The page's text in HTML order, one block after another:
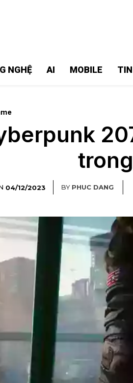
NGHỆ AI MOBILE
04/12/2023 BY PHUC DANG